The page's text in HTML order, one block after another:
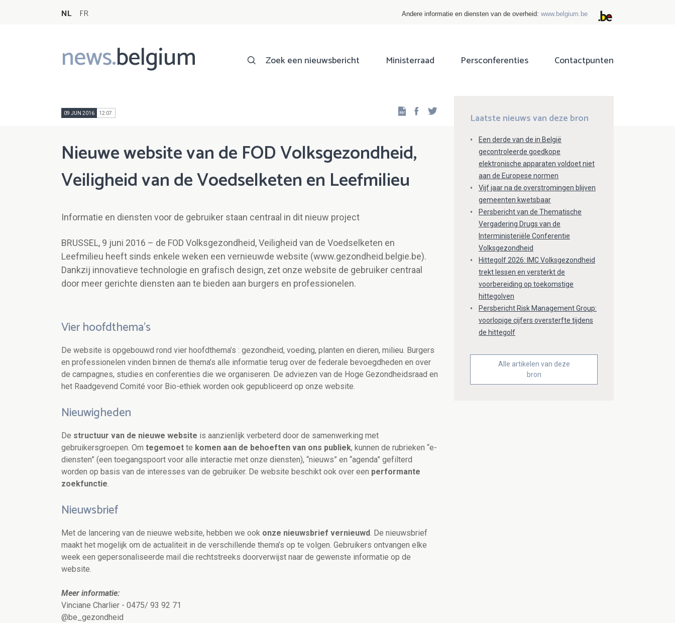
NL FR Andere informatie en diensten van de overheid: www.belgium.be
news.belgium
Main
navigation
Zoek een nieuwsbericht Ministerraad Persconferenties Contactpunten
09 JUN 2016 12:07 Facebook
Nieuwe website van de FOD Volksgezondheid,
Veiligheid van de Voedselketen en Leefmilieu
Informatie en diensten voor de gebruiker staan centraal in dit nieuw project
BRUSSEL, 9 juni 2016 – de FOD Volksgezondheid, Veiligheid van de Voedselketen en
Leefmilieu heeft sinds enkele weken een vernieuwde website (www.gezondheid.belgie.be).
Dankzij innovatieve technologie en grafisch design, zet onze website de gebruiker centraal
door meer gerichte diensten aan te bieden aan burgers en professionelen.
Vier hoofdthema’s
De website is opgebouwd rond vier hoofdthema’s : gezondheid, voeding, planten en dieren, milieu. Burgers
en professionelen vinden binnen de thema’s alle informatie terug over de federale bevoegdheden en over
de campagnes, studies en conferenties die we organiseren. De adviezen van de Hoge Gezondheidsraad en
het Raadgevend Comité voor Bio-ethiek worden ook gepubliceerd op onze website.
Nieuwigheden
De structuur van de nieuwe website is aanzienlijk verbeterd door de samenwerking met
gebruikersgroepen. Om tegemoet te komen aan de behoeften van ons publiek, kunnen de rubrieken “e-
diensten” (een toegangspoort voor alle interactie met onze diensten), “nieuws” en “agenda” gefilterd
worden op basis van de interesses van de gebruiker. De website beschikt ook over een performante
zoekfunctie.
Nieuwsbrief
Met de lancering van de nieuwe website, hebben we ook onze nieuwsbrief vernieuwd. De nieuwsbrief
maakt het mogelijk om de actualiteit in de verschillende thema’s op te volgen. Gebruikers ontvangen elke
week een gepersonaliseerde mail die rechtstreeks doorverwijst naar de gewenste informatie op de
website.
Meer informatie:
Vinciane Charlier - 0475/ 93 92 71
@be_gezondheid
Laatste nieuws van deze bron
Een derde van de in België
gecontroleerde goedkope
elektronische apparaten voldoet niet
aan de Europese normen
Vijf jaar na de overstromingen blijven
gemeenten kwetsbaar
Persbericht van de Thematische
Vergadering Drugs van de
Interministeriële Conferentie
Volksgezondheid
Hittegolf 2026: IMC Volksgezondheid
trekt lessen en versterkt de
voorbereiding op toekomstige
hittegolven
Persbericht Risk Management Group:
voorlopige cijfers oversterfte tijdens
de hittegolf
Alle artikelen van deze
bron